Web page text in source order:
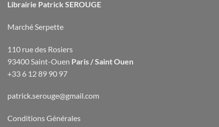
Librairie Patrick SEROUGE
Marché Serpette
110 rue des Rosiers
93400 Saint-Ouen Paris / Saint Ouen
+33 6 12 89 90 97
patrick.serouge@gmail.com
Conditions Générales